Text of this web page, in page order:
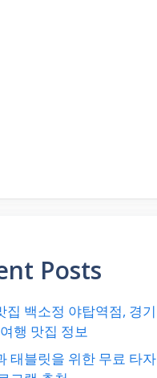
Posts
집 백소정 야탑역점, 경기
행 맛집 정보
태블릿을 위한 무료 타자